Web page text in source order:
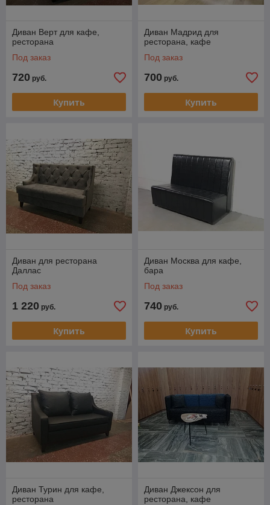
Диван Верт для кафе,
ресторана
Под заказ
720 руб.
Купить
Диван Мадрид для
ресторана, кафе
Под заказ
700 руб.
Купить
Диван для ресторана
Даллас
Под заказ
1 220 руб.
Купить
Диван Москва для кафе,
бара
Под заказ
740 руб.
Купить
Диван Турин для кафе,
ресторана
Диван Джексон для
ресторана, кафе